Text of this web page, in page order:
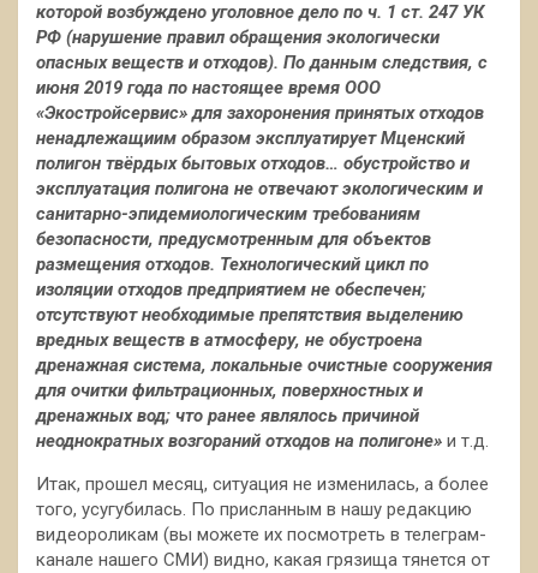
которой возбуждено уголовное дело по ч. 1 ст. 247 УК
РФ (нарушение правил обращения экологически
опасных веществ и отходов). По данным следствия, с
июня 2019 года по настоящее время ООО
«Экостройсервис» для захоронения принятых отходов
ненадлежащиим образом эксплуатирует Мценский
полигон твёрдых бытовых отходов… обустройство и
эксплуатация полигона не отвечают экологическим и
санитарно-эпидемиологическим требованиям
безопасности, предусмотренным для объектов
размещения отходов. Технологический цикл по
изоляции отходов предприятием не обеспечен;
отсутствуют необходимые препятствия выделению
вредных веществ в атмосферу, не обустроена
дренажная система, локальные очистные сооружения
для очитки фильтрационных, поверхностных и
дренажных вод; что ранее являлось причиной
неоднократных возгораний отходов на полигоне» и т.д.
Итак, прошел месяц, ситуация не изменилась, а более
того, усугубилась. По присланным в нашу редакцию
видеороликам (вы можете их посмотреть в телеграм-
канале нашего СМИ) видно, какая грязища тянется от